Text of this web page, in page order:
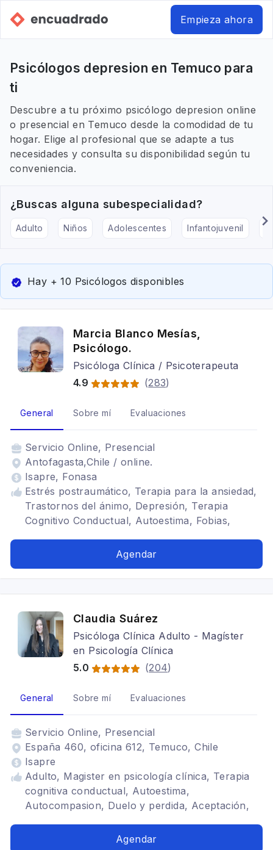
Empieza ahora
Psicólogos depresion en Temuco para
ti
Descubre a tu próximo psicólogo depresion online
o presencial en Temuco desde la comodidad de tu
hogar. Elige al profesional que se adapte a tus
necesidades y consulta su disponibilidad según tu
conveniencia.
¿Buscas alguna subespecialidad?
Adulto Niños Adolescentes Infantojuvenil
Hay + 10 Psicólogos disponibles
Marcia Blanco Mesías,
Psicólogo.
Psicóloga Clínica / Psicoterapeuta
4.9
(283)
General Sobre mí Evaluaciones
Servicio Online, Presencial
Antofagasta,Chile / online.
Isapre, Fonasa
Estrés postraumático, Terapia para la ansiedad,
Trastornos del ánimo, Depresión, Terapia
Cognitivo Conductual, Autoestima, Fobias,
Autismo Mujeres, violencia intrafamiliar,
Adicciones, duelos, autoconocimiento, Terapia
de pareja, endometriosis, dolor cronico,
fibromialgia, Psicoterapia Adultos y
Adolescentes, salud mental adolescente,
Adolescentes, Adulto
Agendar
Claudia Suárez
Psicóloga Clínica Adulto - Magíster
en Psicología Clínica
5.0
(204)
General Sobre mí Evaluaciones
Servicio Online, Presencial
España 460, oficina 612, Temuco, Chile
Isapre
Adulto, Magister en psicología clínica, Terapia
cognitiva conductual, Autoestima,
Autocompasion, Duelo y perdida, Aceptación,
compromiso, Terapia para la ansiedad,
Agendar